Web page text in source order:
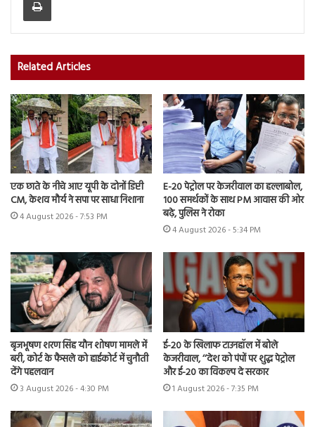
Related Articles
एक छाते के नीचे आए यूपी के दोनों डिप्टी
CM, केशव मौर्य ने सपा पर साधा निशाना
4 August 2026 - 7:53 PM
E-20 पेट्रोल पर केजरीवाल का हल्लाबोल,
100 समर्थकों के साथ PM आवास की ओर
बढ़े, पुलिस ने रोका
4 August 2026 - 5:34 PM
बृजभूषण शरण सिंह यौन शोषण मामले में
बरी, कोर्ट के फैसले को हाईकोर्ट में चुनौती
देंगे पहलवान
3 August 2026 - 4:30 PM
ई-20 के खिलाफ टाउनहॉल में बोले
केजरीवाल, ‘‘देश को पंपों पर शुद्ध पेट्रोल
और ई-20 का विकल्प दे सरकार
1 August 2026 - 7:35 PM